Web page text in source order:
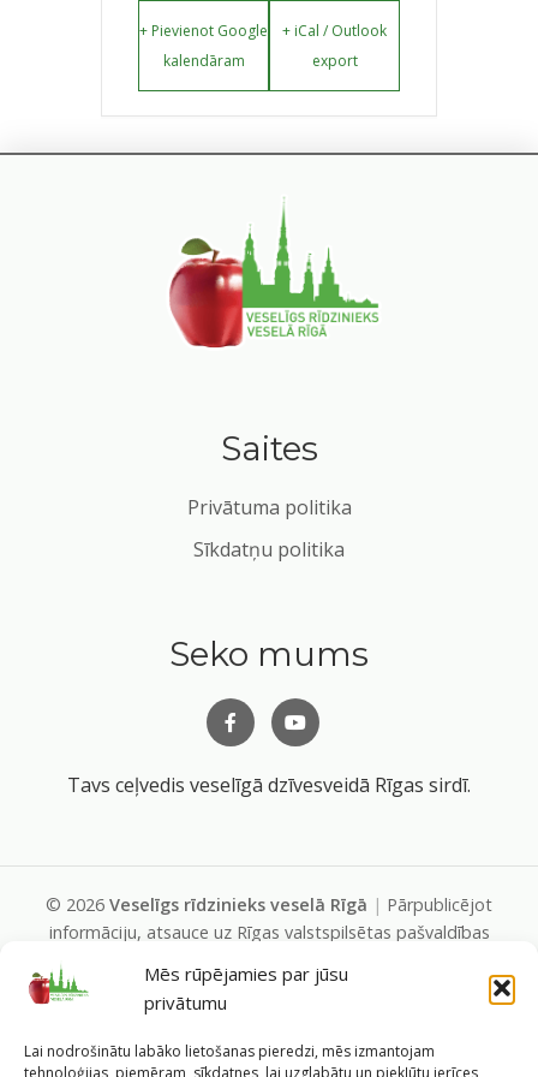
Mēs rūpējamies par jūsu
privātumu
Lai nodrošinātu labāko lietošanas pieredzi, mēs izmantojam
tehnoloģijas, piemēram, sīkdatnes, lai uzglabātu un piekļūtu ierīces
+ Pievienot Google
kalendāram
+ iCal / Outlook
export
Saites
Privātuma politika
Sīkdatņu politika
Seko mums
Tavs ceļvedis veselīgā dzīvesveidā Rīgas sirdī.
© 2026 Veselīgs rīdzinieks veselā Rīgā | Pārpublicējot
informāciju, atsauce uz Rīgas valstspilsētas pašvaldības
www.veseligsridzinieks.lvobligāta.
Pašvaldības portālu administrē Rīgas valstspilsētas
pašvaldības Labklājības departaments (Rīga, Baznīcas iela
19/23, LV-1010, e-pastsdl@riga.lv, mājas lapald.riga.lv